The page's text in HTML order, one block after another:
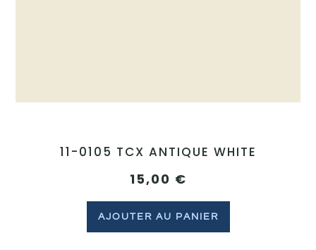
11-0105 TCX ANTIQUE WHITE
15,00 €
AJOUTER AU PANIER